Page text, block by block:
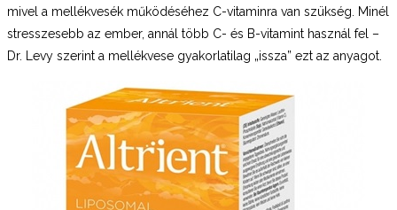
mivel a mellékvesék működéséhez C-vitaminra van szükség. Minél
stresszesebb az ember, annál több C- és B-vitamint használ fel –
Dr. Levy szerint a mellékvese gyakorlatilag „issza” ezt az anyagot.